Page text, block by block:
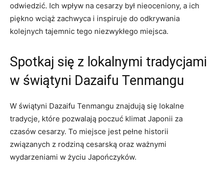
odwiedzić. Ich⁤ wpływ⁢ na cesarzy ​był nieoceniony, a⁤ ich ​
piękno wciąż zachwyca i inspiruje do odkrywania
kolejnych tajemnic tego niezwykłego⁤ miejsca.
Spotkaj się z lokalnymi tradycjami
w świątyni Dazaifu Tenmangu
W świątyni Dazaifu Tenmangu znajdują się lokalne
tradycje, które pozwalają poczuć‌ klimat Japonii za
czasów cesarzy. ‍To miejsce jest ⁢pełne historii
związanych z rodziną cesarską oraz ważnymi
wydarzeniami w życiu Japończyków.